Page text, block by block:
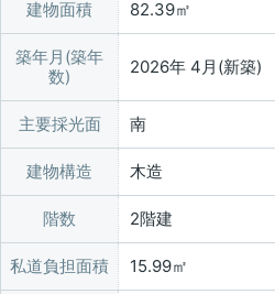
建物面積 82.39㎡
築年月(築年
数)
2026年 4月(新築)
主要採光面 南
建物構造 木造
階数 2階建
私道負担面積 15.99㎡